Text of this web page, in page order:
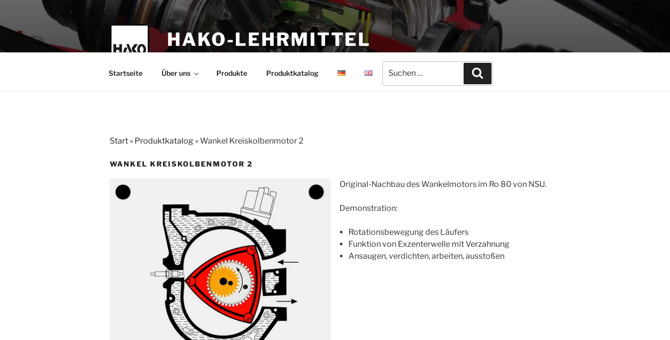
springen
HAKO-LEHRMITTEL
Startseite Über uns Produkte Produktkatalog
nach:
Start » Produktkatalog »Wankel Kreiskolbenmotor 2
WANKEL KREISKOLBENMOTOR 2
Original-Nachbau des Wankelmotors im Ro 80 von NSU.
Demonstration:
Rotationsbewegung des Läufers
Funktion von Exzenterwelle mit Verzahnung
Ansaugen, verdichten, arbeiten, ausstoßen